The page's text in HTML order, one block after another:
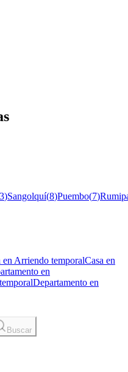
)Sangolquí(8)Puembo(7)
en Arriendo temporalCasa en
en
Departamento en
Buscar